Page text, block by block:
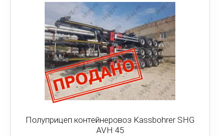
Полуприцеп контейнеровоз Kassbohrer SHG
AVH 45